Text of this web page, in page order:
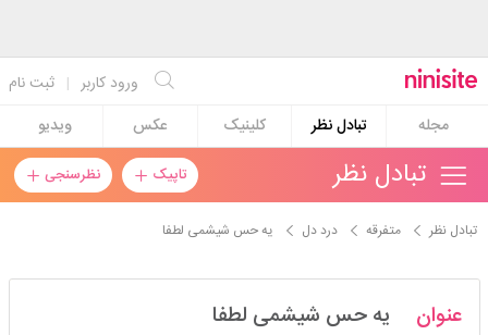
ثبت نام | ورود کاربر
مجله
تبادل نظر کلینیک عکس ویدیو
تاپیک نظرسنجی تبادل نظر
تبادل نظر متفرقه درد دل یه حس شیشمی لطفا
hosna78 عنوان یه حس شیشمی لطفا